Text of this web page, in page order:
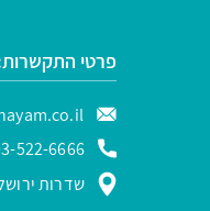
פרטי
522-6666
שדרות